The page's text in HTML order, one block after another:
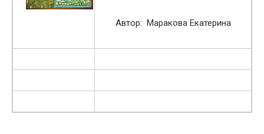
Автор: Маракова Екатерина